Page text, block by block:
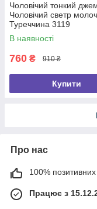
Чоловічий тонкий
Чоловічий светр
Туреччина 3119
В наявності
760 ₴ 910 ₴
Купити
Про нас
100% позитивних
Працює з